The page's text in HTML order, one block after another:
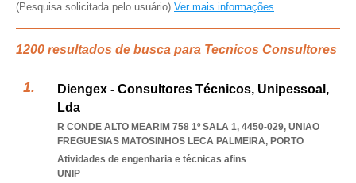
(Pesquisa solicitada pelo usuário) Ver mais informações
1200 resultados de busca para Tecnicos Consultores
Diengex - Consultores Técnicos, Unipessoal,
Lda
R CONDE ALTO MEARIM 758 1º SALA 1, 4450-029, UNIAO
FREGUESIAS MATOSINHOS LECA PALMEIRA, PORTO
Atividades de engenharia e técnicas afins
UNIP